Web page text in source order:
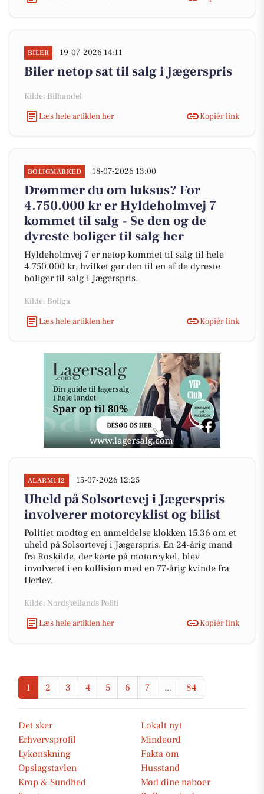
BILER 19-07-2026 14:11
Biler netop sat til salg i Jægerspris
Kilde: Bilhandel
Læs hele artiklen her
Kopiér link
BOLIGMARKED 18-07-2026 13:00
Drømmer du om luksus? For
4.750.000 kr er Hyldeholmvej 7
kommet til salg - Se den og de
dyreste boliger til salg her
Hyldeholmvej 7 er netop kommet til salg til hele
4.750.000 kr, hvilket gør den til en af de dyreste
boliger til salg i Jægerspris.
Kilde: Boliga
Læs hele artiklen her
Kopiér link
ALARM112 15-07-2026 12:25
Uheld på Solsortevej i Jægerspris
involverer motorcyklist og bilist
Politiet modtog en anmeldelse klokken 15.36 om et
uheld på Solsortevej i Jægerspris. En 24-årig mand
fra Roskilde, der kørte på motorcykel, blev
involveret i en kollision med en 77-årig kvinde fra
Herlev.
Kilde: Nordsjællands Politi
Læs hele artiklen her
Kopiér link
1 2 3 4 5 6 7 ... 84
Det sker
Lokalt nyt
Erhvervsprofil
Mindeord
Lykønskning
Fakta om
Opslagstavlen
Husstand
Krop & Sundhed
Mød dine naboer